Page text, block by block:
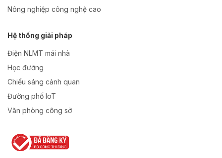
Nông nghiệp công nghệ cao
Hệ thống giải pháp
Điện NLMT mái nhà
Học đường
Chiếu sáng cảnh quan
Đường phố IoT
Văn phòng công sở